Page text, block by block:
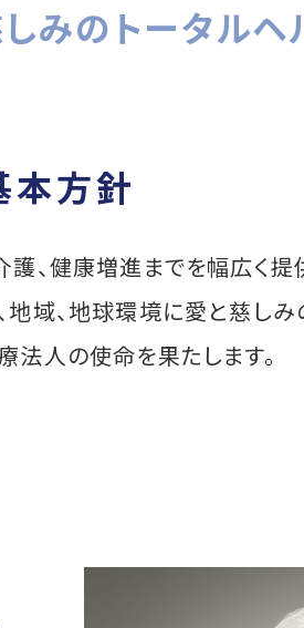
みの トータル
本方針
、健康増進までを幅広く提
域、地球環境に愛と慈しみ
人の使命を果たします。